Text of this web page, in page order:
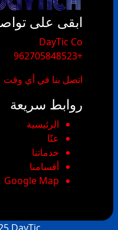
ابقى على
​DayTic Co
+962705848523
اتصل بنا في أي وقت
روابط سريعة
الرئيسية
عنّا
خدماتنا
أقسامنا
Google Map